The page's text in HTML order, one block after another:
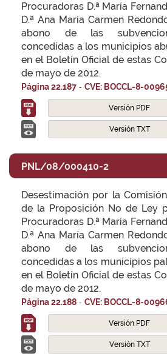
Procuradoras D.ª María
D.ª Ana María Carmen
abono de las
concedidas a los municipios
en el Boletín Oficial de estas
de mayo de 2012.
Página 22.187 - CVE: BOCCL-8-
Versión PDF
Versión TXT
PNL/08/000410-2
Desestimación por la
de la Proposición No de Ley
Procuradoras D.ª María
D.ª Ana María Carmen
abono de las
concedidas a los municipios
en el Boletín Oficial de estas
de mayo de 2012.
Página 22.188 - CVE: BOCCL-8-
Versión PDF
Versión TXT